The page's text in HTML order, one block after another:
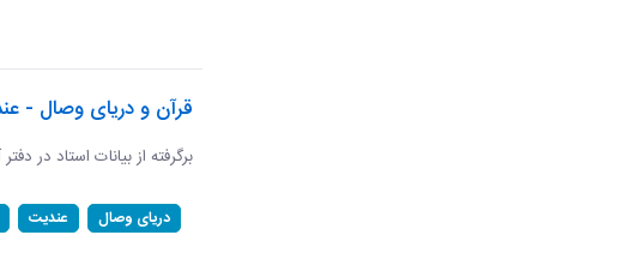
قرآن و دریای وصال -
برگرفته از بیانات استاد در دفتر
دریای وصال عندیت